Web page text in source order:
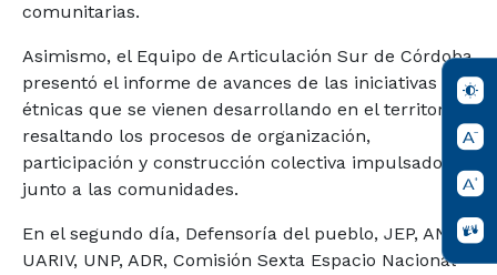
comunitarias.
Asimismo, el Equipo de Articulación Sur de Córdoba
presentó el informe de avances de las iniciativas
étnicas que se vienen desarrollando en el territorio,
resaltando los procesos de organización,
participación y construcción colectiva impulsados
junto a las comunidades.
En el segundo día, Defensoría del pueblo, JEP, ANT,
UARIV, UNP, ADR, Comisión Sexta Espacio Nacional